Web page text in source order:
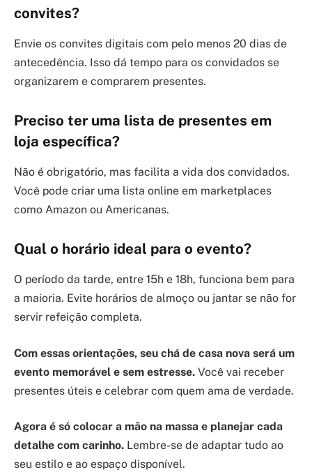
convites?
Envie os convites digitais com pelo menos 20 dias de
antecedência. Isso dá tempo para os convidados se
organizarem e comprarem presentes.
Preciso ter uma lista de presentes em
loja específica?
Não é obrigatório, mas facilita a vida dos convidados.
Você pode criar uma lista online em marketplaces
como Amazon ou Americanas.
Qual o horário ideal para o evento?
O período da tarde, entre 15h e 18h, funciona bem para
a maioria. Evite horários de almoço ou jantar se não for
servir refeição completa.
Com essas orientações, seu chá de casa nova será um
evento memorável e sem estresse. Você vai receber
presentes úteis e celebrar com quem ama de verdade.
Agora é só colocar a mão na massa e planejar cada
detalhe com carinho. Lembre-se de adaptar tudo ao
seu estilo e ao espaço disponível.